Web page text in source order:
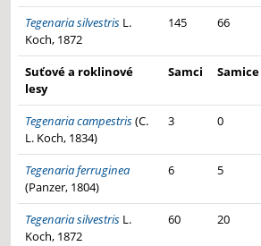
Tegenaria silvestris L.
Koch, 1872
145 66
Suťové a roklinové
lesy
Samci Samice
Tegenaria campestris(C.
L. Koch, 1834)
3 0
Tegenaria ferruginea
(Panzer, 1804)
6 5
Tegenaria silvestris L.
Koch, 1872
60 20